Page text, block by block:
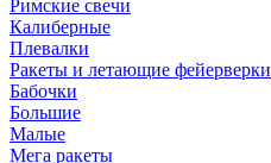
Римские свечи
Калиберные
Плевалки
Ракеты и летающие фейерверки
Бабочки
Большие
Малые
Мега ракеты